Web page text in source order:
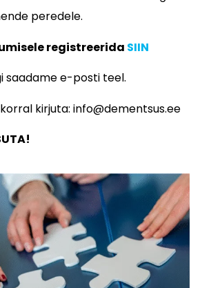
peredele.
registreerida SIIN
saadame e-posti teel.
kirjuta: info@dementsus.ee